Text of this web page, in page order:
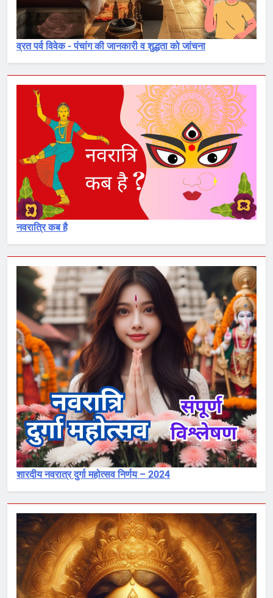
व्रत पर्व विवेक - पंचांग की जानकारी व शुद्धता को जांचना
नवरात्रि कब है
शारदीय नवरात्र दुर्गा महोत्सव निर्णय – 2024